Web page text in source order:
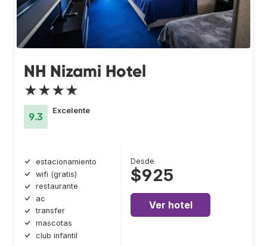
NH Nizami Hotel
★★★★
9.3
Excelente
estacionamiento
wifi (gratis)
restaurante
ac
transfer
mascotas
club infantil
Desde
$925
Ver hotel